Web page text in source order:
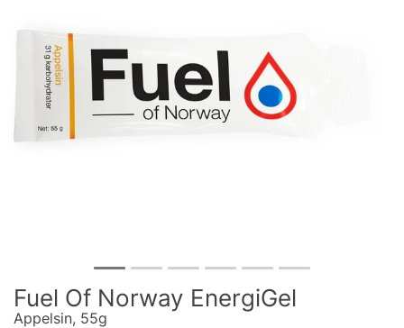
Fuel Of Norway EnergiGel
Appelsin, 55g